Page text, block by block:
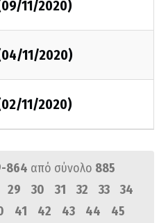
11/2020)
11/2020)
11/2020)
864 από σύνολο 885
29 30 31 32 33
34
41 42 43 44
45